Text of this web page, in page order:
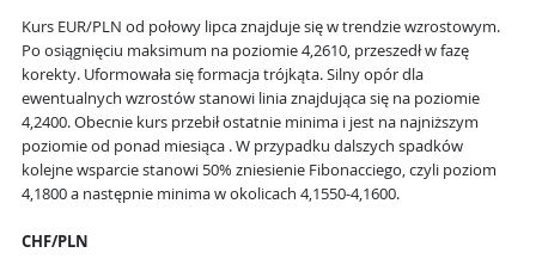
Kurs EUR/PLN od połowy lipca znajduje się w trendzie wzrostowym.
Po osiągnięciu maksimum na poziomie 4,2610, przeszedł w fazę
korekty. Uformowała się formacja trójkąta. Silny opór dla
ewentualnych wzrostów stanowi linia znajdująca się na poziomie
4,2400. Obecnie kurs przebił ostatnie minima i jest na najniższym
poziomie od ponad miesiąca . W przypadku dalszych spadków
kolejne wsparcie stanowi 50% zniesienie Fibonacciego, czyli poziom
4,1800 a następnie minima w okolicach 4,1550-4,1600.
CHF/PLN